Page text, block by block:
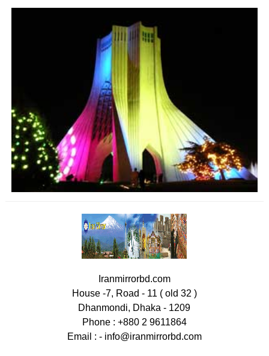
Iranmirrorbd.com
House -7, Road - 11 ( old 32 )
Dhanmondi, Dhaka - 1209
Phone : +880 2 9611864
Email : - info@iranmirrorbd.com